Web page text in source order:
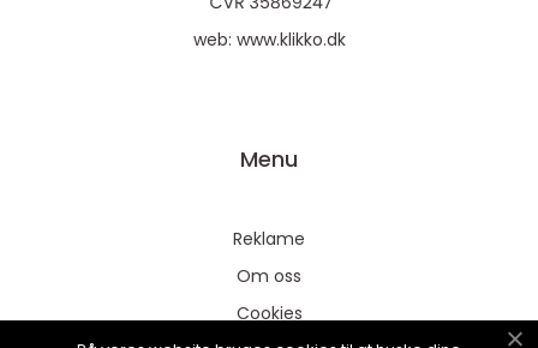
web: www.klikko.dk
Menu
Reklame
Om oss
Cookies